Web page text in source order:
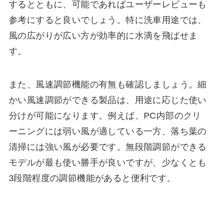
するとともに、可能であればユーザーレビューも
参考にすると良いでしょう。特に洗車用途では、
風の広がりが広い方が効率的に水滴を飛ばせま
す。
また、風速調節機能の有無も確認しましょう。細
かい風速調節ができる製品は、用途に応じた使い
分けが可能になります。例えば、PC内部のクリ
ーニングには弱い風が適している一方、落ち葉の
清掃には強い風が必要です。無段階調節ができる
モデルが最も使い勝手が良いですが、少なくとも
3段階程度の調節機能があると便利です。